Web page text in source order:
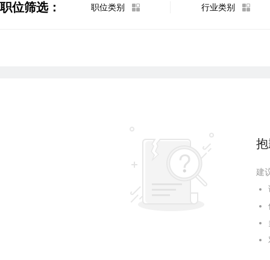
职位筛选： 职位类别 行业类别
建